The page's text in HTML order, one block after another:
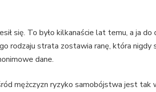
się. To było kilkanaście lat temu, a ja
rodzaju strata zostawia ranę, która nigdy
dane.
mężczyzn ryzyko samobójstwa jest tak